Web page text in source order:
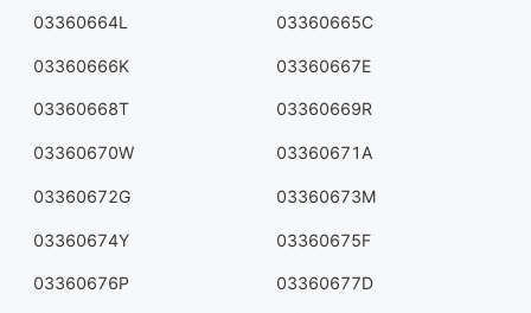
03360664L 03360665C
03360666K 03360667E
03360668T 03360669R
03360670W 03360671A
03360672G 03360673M
03360674Y 03360675F
03360676P 03360677D